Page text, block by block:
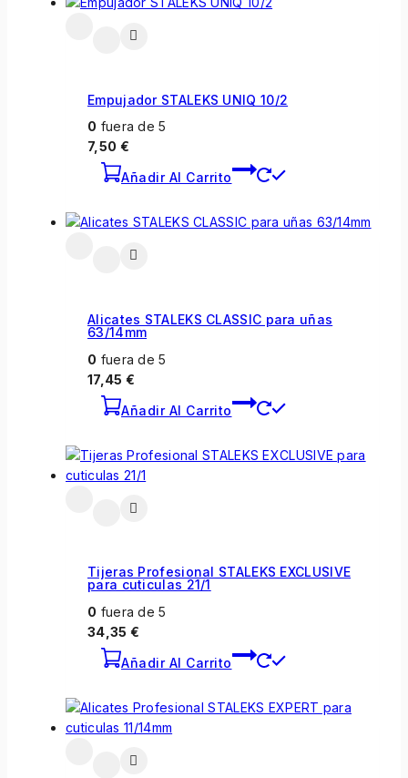
Empujador STALEKS UNIQ 10/2
0 fuera de 5
7,50 €
Añadir Al Carrito
Alicates STALEKS CLASSIC para uñas
63/14mm
0 fuera de 5
17,45 €
Añadir Al Carrito
Tijeras Profesional STALEKS EXCLUSIVE
para cuticulas 21/1
0 fuera de 5
34,35 €
Añadir Al Carrito